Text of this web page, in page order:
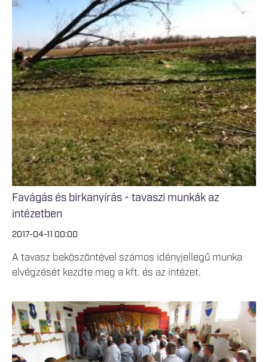
Favágás és birkanyírás - tavaszi munkák az
intézetben
2017-04-11 00:00
A tavasz beköszöntével számos idényjellegű munka
elvégzését kezdte meg a kft. és az intézet.